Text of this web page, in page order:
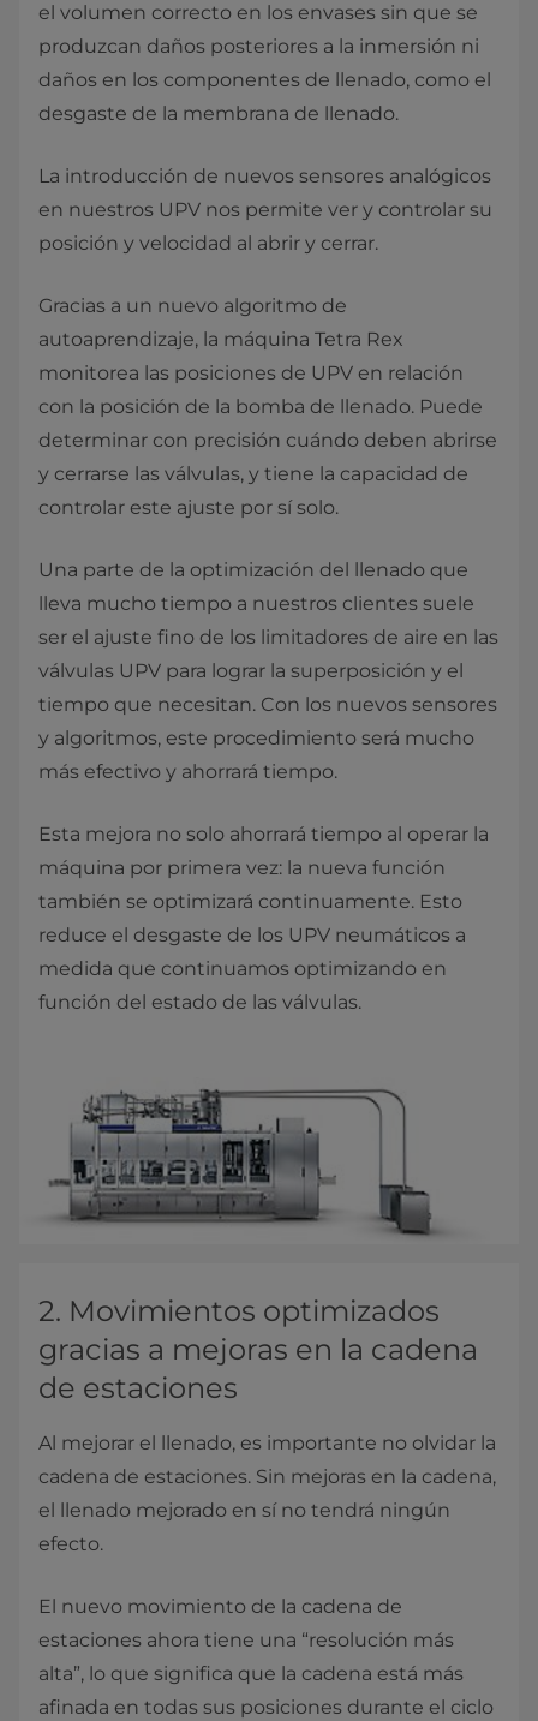
el volumen correcto en los envases sin que se
produzcan daños posteriores a la inmersión ni
daños en los componentes de llenado, como el
desgaste de la membrana de llenado.
La introducción de nuevos sensores analógicos
en nuestros UPV nos permite ver y controlar su
posición y velocidad al abrir y cerrar.
Gracias a un nuevo algoritmo de
autoaprendizaje, la máquina Tetra Rex
monitorea las posiciones de UPV en relación
con la posición de la bomba de llenado. Puede
determinar con precisión cuándo deben abrirse
y cerrarse las válvulas, y tiene la capacidad de
controlar este ajuste por sí solo.
Una parte de la optimización del llenado que
lleva mucho tiempo a nuestros clientes suele
ser el ajuste fino de los limitadores de aire en las
válvulas UPV para lograr la superposición y el
tiempo que necesitan. Con los nuevos sensores
y algoritmos, este procedimiento será mucho
más efectivo y ahorrará tiempo.
Esta mejora no solo ahorrará tiempo al operar la
máquina por primera vez: la nueva función
también se optimizará continuamente. Esto
reduce el desgaste de los UPV neumáticos a
medida que continuamos optimizando en
función del estado de las válvulas.
2. Movimientos optimizados
gracias a mejoras en la cadena
de estaciones
Al mejorar el llenado, es importante no olvidar la
cadena de estaciones. Sin mejoras en la cadena,
el llenado mejorado en sí no tendrá ningún
efecto.
El nuevo movimiento de la cadena de
estaciones ahora tiene una “resolución más
alta”, lo que significa que la cadena está más
afinada en todas sus posiciones durante el ciclo